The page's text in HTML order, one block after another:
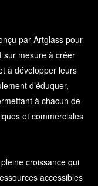
par Artglass pour
sur mesure à créer
à développer leurs
d’éduquer,
à chacun de
et commerciales
croissance qui
accessibles